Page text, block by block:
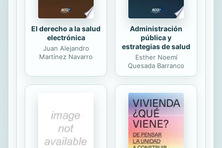
El derecho a la salud
electrónica
Juan Alejandro
Martínez Navarro
Administración
pública y
estrategias de salud
Esther Noemí
Quesada Barranco